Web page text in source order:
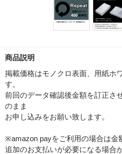
商品説明
掲載価格はモノクロ表面、用紙ホ
す。
前回のデータ確認後金額を訂正さ
のまま
お申し込みをお願い致します。
※amazon payをご利用の場合は金
追加のお支払いが必要になる場合